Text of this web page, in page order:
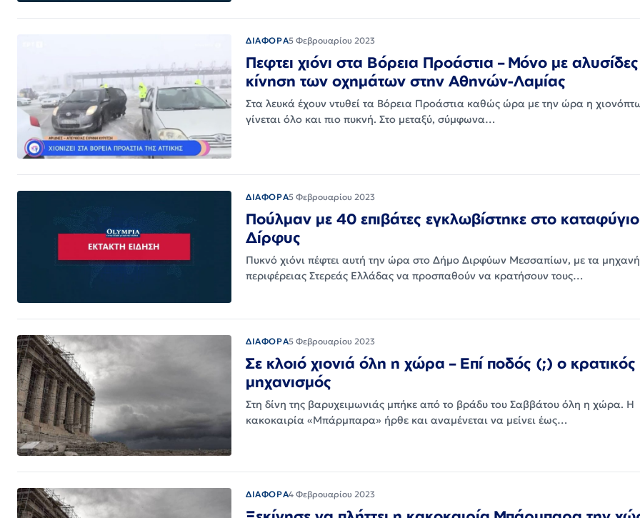
ΔΙΑΦΟΡΑ5 Φεβρουαρίου 2023
Πεφτει χιόνι στα Βόρεια Προάστια – Μόνο με
κίνηση των οχημάτων στην Αθηνών-Λαμίας
Στα λευκά έχουν ντυθεί τα Βόρεια Προάστια καθώς ώρα με την ώρα η
γίνεται όλο και πιο πυκνή. Στο μεταξύ, σύμφωνα…
ΔΙΑΦΟΡΑ5 Φεβρουαρίου 2023
Πούλμαν με 40 επιβάτες εγκλωβίστηκε στο
Δίρφυς
Πυκνό χιόνι πέφτει αυτή την ώρα στο Δήμο Διρφύων Μεσσαπίων, με τα
περιφέρειας Στερεάς Ελλάδας να προσπαθούν να κρατήσουν τους…
ΔΙΑΦΟΡΑ5 Φεβρουαρίου 2023
Σε κλοιό χιονιά όλη η χώρα – Επί ποδός (;) ο κρατικός
μηχανισμός
Στη δίνη της βαρυχειμωνιάς μπήκε από το βράδυ του Σαββάτου όλη η χώρα. Η
κακοκαιρία «Μπάρμπαρα» ήρθε και αναμένεται να μείνει έως…
ΔΙΑΦΟΡΑ4 Φεβρουαρίου 2023